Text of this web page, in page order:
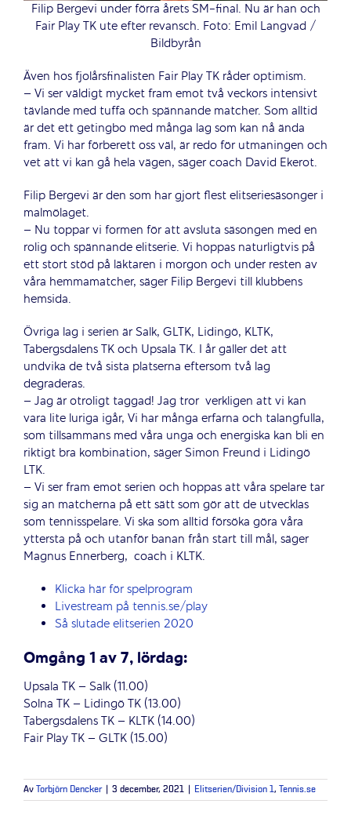
Filip Bergevi under förra årets SM-final. Nu är han och
Fair Play TK ute efter revansch. Foto: Emil Langvad /
Bildbyrån
Även hos fjolårsfinalisten Fair Play TK råder optimism.
– Vi ser väldigt mycket fram emot två veckors intensivt
tävlande med tuffa och spännande matcher. Som alltid
är det ett getingbo med många lag som kan nå ända
fram. Vi har förberett oss väl, är redo för utmaningen och
vet att vi kan gå hela vägen, säger coach David Ekerot.
Filip Bergevi är den som har gjort flest elitseriesäsonger i
malmölaget.
– Nu toppar vi formen för att avsluta säsongen med en
rolig och spännande elitserie. Vi hoppas naturligtvis på
ett stort stöd på läktaren i morgon och under resten av
våra hemmamatcher, säger Filip Bergevi till klubbens
hemsida.
Övriga lag i serien är Salk, GLTK, Lidingö, KLTK,
Tabergsdalens TK och Upsala TK. I år gäller det att
undvika de två sista platserna eftersom två lag
degraderas.
– Jag är otroligt taggad! Jag tror verkligen att vi kan
vara lite luriga igår, Vi har många erfarna och talangfulla,
som tillsammans med våra unga och energiska kan bli en
riktigt bra kombination, säger Simon Freund i Lidingö
LTK.
– Vi ser fram emot serien och hoppas att våra spelare tar
sig an matcherna på ett sätt som gör att de utvecklas
som tennisspelare. Vi ska som alltid försöka göra våra
yttersta på och utanför banan från start till mål, säger
Magnus Ennerberg, coach i KLTK.
Klicka här för spelprogram
Livestream på tennis.se/play
Så slutade elitserien 2020
Omgång 1 av 7, lördag:
Upsala TK – Salk (11.00)
Solna TK – Lidingö TK (13.00)
Tabergsdalens TK – KLTK (14.00)
Fair Play TK – GLTK (15.00)
Av Torbjörn Dencker 3 december, 2021 Elitserien/Division 1, Tennis.se